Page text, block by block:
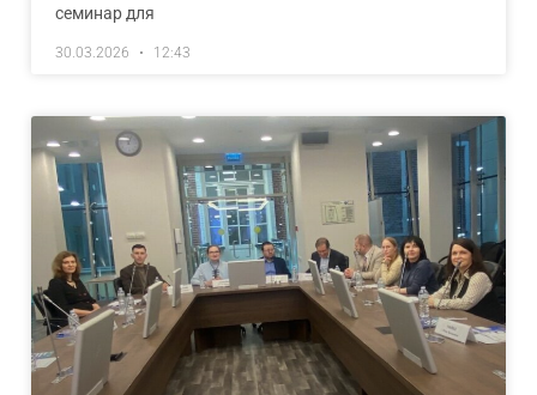
семинар для
30.03.2026 12:43